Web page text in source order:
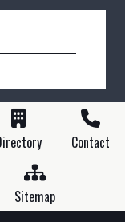
Contact
Sitemap